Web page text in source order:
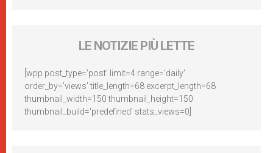
LE NOTIZIE PIÙ LETTE
[wpp post_type='post' limit=4 range='daily'
order_by='views' title_length=68 excerpt_length=68
thumbnail_width=150 thumbnail_height=150
thumbnail_build='predefined' stats_views=0]